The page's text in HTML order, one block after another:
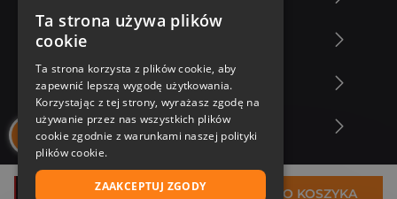
105,26 zł DO KOSZYKA
Zakupy u nas
Nasza oferta
Nasi autorzy
Ta strona używa plików
cookie
Ta strona korzysta z plików cookie, aby
zapewnić lepszą wygodę użytkowania.
Korzystając z tej strony, wyrażasz zgodę na
używanie przez nas wszystkich plików
cookie zgodnie z warunkami naszej polityki
plików cookie.
ZAAKCEPTUJ ZGODY